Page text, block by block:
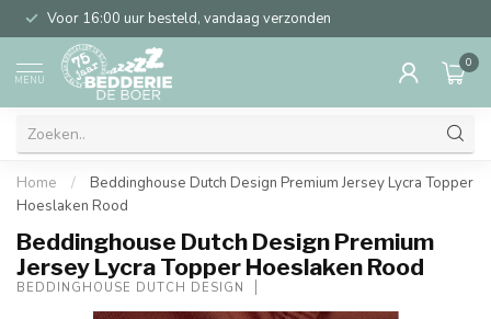
Voor 16:00 uur besteld, vandaag verzonden
MENU
0
Home /
Beddinghouse Dutch Design Premium Jersey Lycra Topper
Hoeslaken Rood
Beddinghouse Dutch Design Premium
Jersey Lycra Topper Hoeslaken Rood
BEDDINGHOUSE DUTCH DESIGN